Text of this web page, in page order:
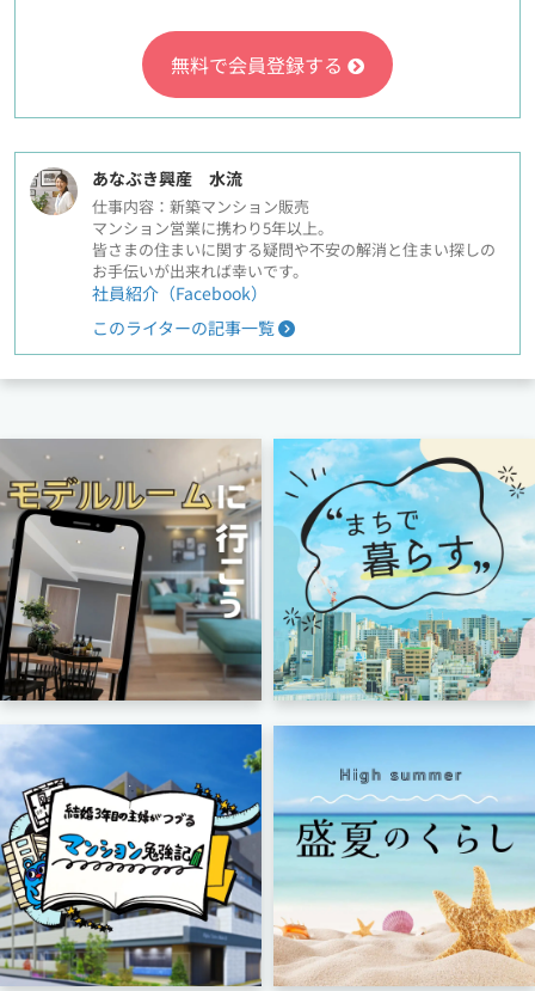
無料で会員登録する
あなぶき興産 水流
仕事内容：新築マンション販売
マンション営業に携わり5年以上。
皆さまの住まいに関する疑問や不安の解消と住まい探しの
お手伝いが出来れば幸いです。
社員紹介（Facebook）
このライターの記事一覧